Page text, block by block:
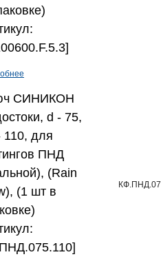
СИНИКОН
d - 75,
110, для
ПНД
(Rain
(1 шт в